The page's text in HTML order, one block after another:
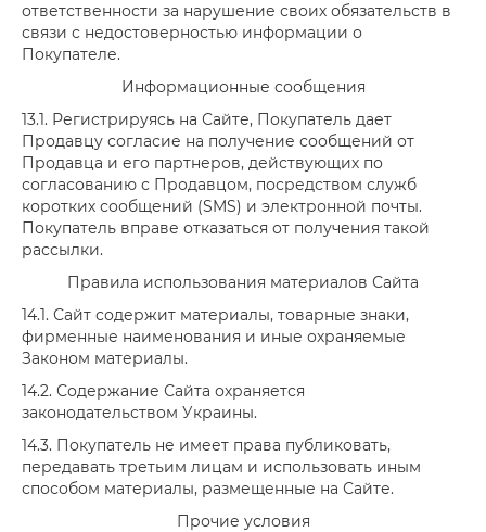
ответственности за нарушение своих обязательств в
связи с недостоверностью информации о
Покупателе.
Информационные сообщения
13.1. Регистрируясь на Сайте, Покупатель дает
Продавцу согласие на получение сообщений от
Продавца и его партнеров, действующих по
согласованию с Продавцом, посредством служб
коротких сообщений (SMS) и электронной почты.
Покупатель вправе отказаться от получения такой
рассылки.
Правила использования материалов Сайта
14.1. Сайт содержит материалы, товарные знаки,
фирменные наименования и иные охраняемые
Законом материалы.
14.2. Содержание Сайта охраняется
законодательством Украины.
14.3. Покупатель не имеет права публиковать,
передавать третьим лицам и использовать иным
способом материалы, размещенные на Сайте.
Прочие условия